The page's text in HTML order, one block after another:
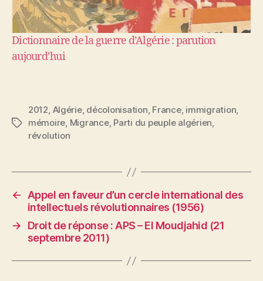
Dictionnaire de la guerre d’Algérie : parution
aujourd’hui
Étiquettes
2012, Algérie, décolonisation, France, immigration,
mémoire, Migrance, Parti du peuple algérien,
révolution
← Appel en faveur d’un cercle international des
intellectuels révolutionnaires (1956)
→
Droit de réponse : APS – El Moudjahid (21
septembre 2011)